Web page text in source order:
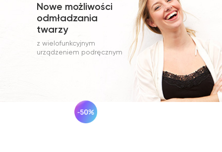
Nowe możliwości
odmładzania
twarzy
z wielofunkcyjnym
urządzeniem podręcznym